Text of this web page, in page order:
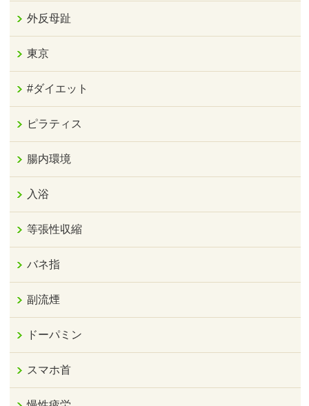
外反母趾
東京
#ダイエット
ピラティス
腸内環境
入浴
等張性収縮
バネ指
副流煙
ドーパミン
スマホ首